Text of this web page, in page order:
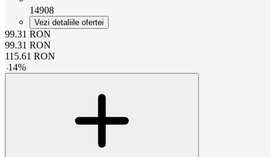
14908
Vezi detaliile ofertei
99.31 RON
99.31 RON
115.61 RON
-14%